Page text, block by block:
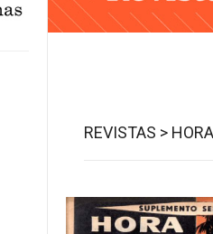
REVISTAS >